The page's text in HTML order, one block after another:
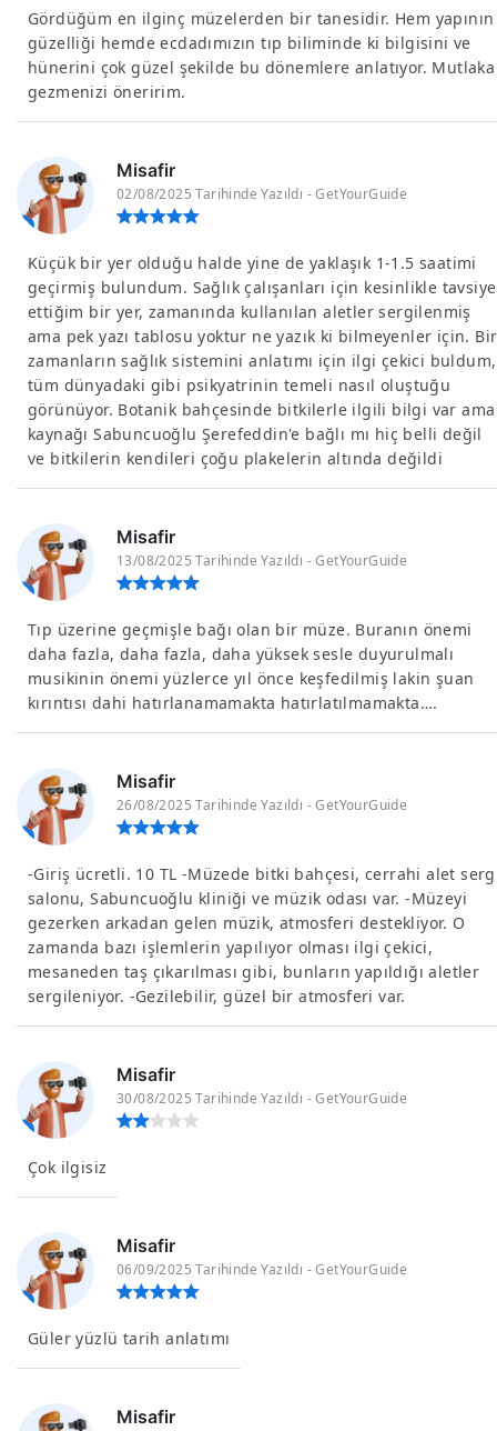
Gördüğüm en ilginç müzelerden bir tanesidir. Hem yapının
güzelliği hemde ecdadımızın tıp biliminde ki bilgisini ve
hünerini çok güzel şekilde bu dönemlere anlatıyor. Mutlaka
gezmenizi öneririm.
Misafir
02/08/2025 Tarihinde Yazıldı - GetYourGuide
Küçük bir yer olduğu halde yine de yaklaşık 1-1.5 saatimi
geçirmiş bulundum. Sağlık çalışanları için kesinlikle tavsiye
ettiğim bir yer, zamanında kullanılan aletler sergilenmiş
ama pek yazı tablosu yoktur ne yazık ki bilmeyenler için. Bir
zamanların sağlık sistemini anlatımı için ilgi çekici buldum,
tüm dünyadaki gibi psikyatrinin temeli nasıl oluştuğu
görünüyor. Botanik bahçesinde bitkilerle ilgili bilgi var ama
kaynağı Sabuncuoğlu Şerefeddin'e bağlı mı hiç belli değil
ve bitkilerin kendileri çoğu plakelerin altında değildi
Misafir
13/08/2025 Tarihinde Yazıldı - GetYourGuide
Tıp üzerine geçmişle bağı olan bir müze. Buranın önemi
daha fazla, daha fazla, daha yüksek sesle duyurulmalı
musikinin önemi yüzlerce yıl önce keşfedilmiş lakin şuan
kırıntısı dahi hatırlanamamakta hatırlatılmamakta….
Misafir
26/08/2025 Tarihinde Yazıldı - GetYourGuide
-Giriş ücretli. 10 TL -Müzede bitki bahçesi, cerrahi alet
salonu, Sabuncuoğlu kliniği ve müzik odası var. -Müzeyi
gezerken arkadan gelen müzik, atmosferi destekliyor. O
zamanda bazı işlemlerin yapılıyor olması ilgi çekici,
mesaneden taş çıkarılması gibi, bunların yapıldığı aletler
sergileniyor. -Gezilebilir, güzel bir atmosferi var.
Misafir
30/08/2025 Tarihinde Yazıldı - GetYourGuide
Çok ilgisiz
Misafir
06/09/2025 Tarihinde Yazıldı - GetYourGuide
Güler yüzlü tarih anlatımı
Misafir